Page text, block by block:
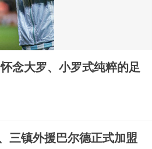
念大罗、小罗式纯粹的足
三镇外援巴尔德正式加盟